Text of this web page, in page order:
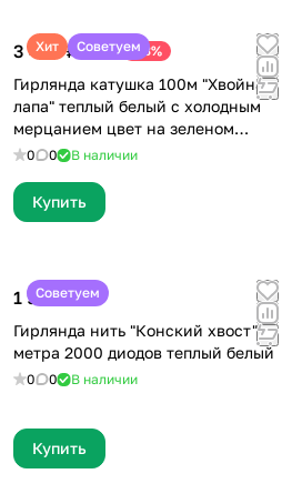
Хит Советуем
3 490 ₽ 3 999 ₽ -13%
Гирлянда катушка 100м "Хвойная
лапа" теплый белый c холодным
мерцанием цвет на зеленом
проводе
0 0 В наличии
Купить
Советуем
1 999 ₽
Гирлянда нить "Конский хвост" 3
метра 2000 диодов теплый белый
0 0 В наличии
Купить